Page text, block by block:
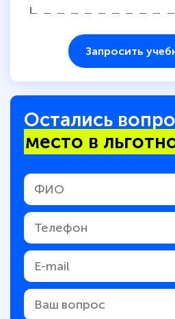
Запросить
Остались
место в